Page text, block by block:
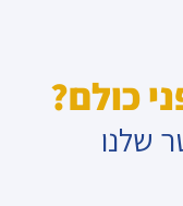
כולם?
שלנו